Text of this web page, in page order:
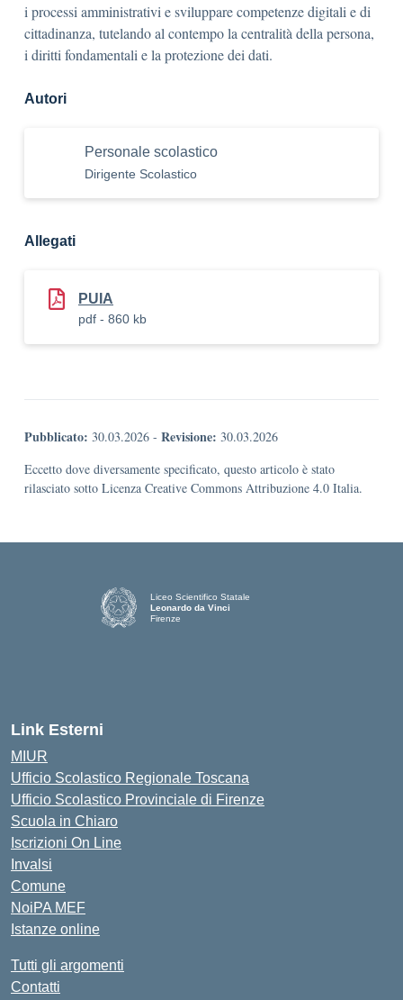
i processi amministrativi e sviluppare competenze digitali e di
cittadinanza, tutelando al contempo la centralità della persona,
i diritti fondamentali e la protezione dei dati.
Autori
Personale scolastico
Dirigente Scolastico
Allegati
PUIA
pdf - 860 kb
Pubblicato: 30.03.2026 - Revisione: 30.03.2026
Eccetto dove diversamente specificato, questo articolo è stato
rilasciato sotto Licenza Creative Commons Attribuzione 4.0 Italia.
Liceo Scientifico Statale
Leonardo da Vinci
Firenze
Link Esterni
MIUR
Ufficio Scolastico Regionale Toscana
Ufficio Scolastico Provinciale di Firenze
Scuola in Chiaro
Iscrizioni On Line
Invalsi
Comune
NoiPA MEF
Istanze online
Tutti gli argomenti
Contatti